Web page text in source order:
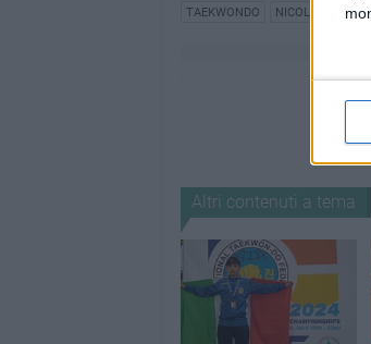
TAEKWONDO NICOLA DALOISO
Altri contenuti a tema